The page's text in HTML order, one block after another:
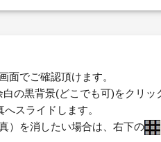
面でご確認頂けます。
の黒背景(どこでも可)をクリッ
スライドします。
）を消したい場合は、右下の